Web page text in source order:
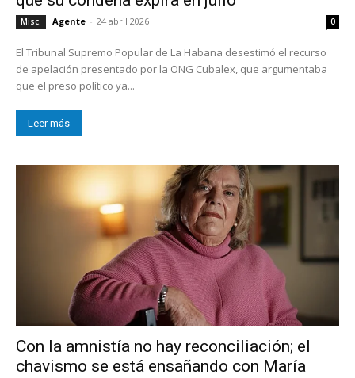
Misc. Agente - 24 abril 2026 0
El Tribunal Supremo Popular de La Habana desestimó el recurso
de apelación presentado por la ONG Cubalex, que argumentaba
que el preso político ya...
Leer más
Con la amnistía no hay reconciliación; el
chavismo se está ensañando con María